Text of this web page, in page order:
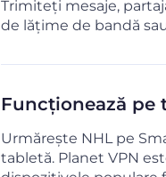
Trimiteți mesaje,
de lățime de bandă
Funcționează pe
Urmărește NHL pe
tabletă. Planet VPN